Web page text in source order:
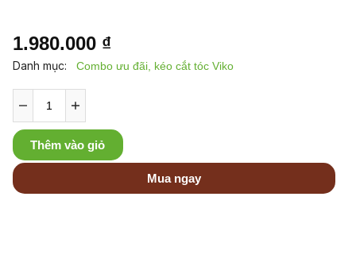
1.980.000 ₫
Thêm vào giỏ
Mua ngay
Danh mục: Combo ưu đãi, kéo cắt tóc Viko